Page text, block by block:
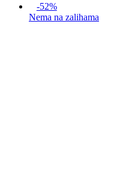
-52%
Nema na zalihama